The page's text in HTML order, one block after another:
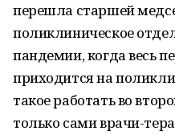
перешла старшей
поликлиническое
пандемии, когда весь
приходится на
такое работать во
только сами врачи-